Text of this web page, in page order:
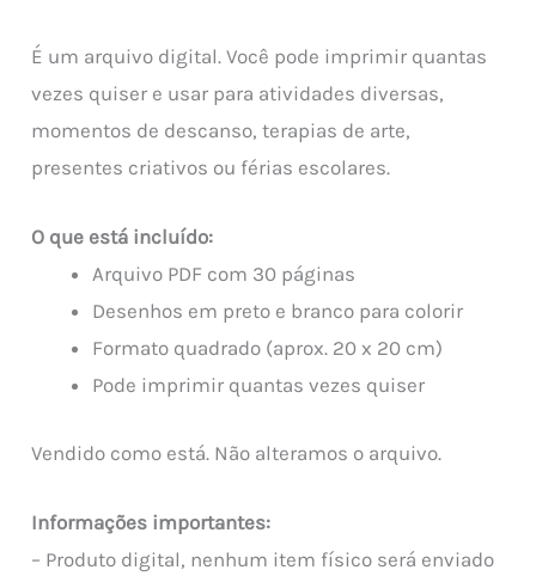
É um arquivo digital. Você pode imprimir quantas
vezes quiser e usar para atividades diversas,
momentos de descanso, terapias de arte,
presentes criativos ou férias escolares.
O que está incluído:
Arquivo PDF com 30 páginas
Desenhos em preto e branco para colorir
Formato quadrado (aprox. 20 x 20 cm)
Pode imprimir quantas vezes quiser
Vendido como está. Não alteramos o arquivo.
Informações importantes:
– Produto digital, nenhum item físico será enviado